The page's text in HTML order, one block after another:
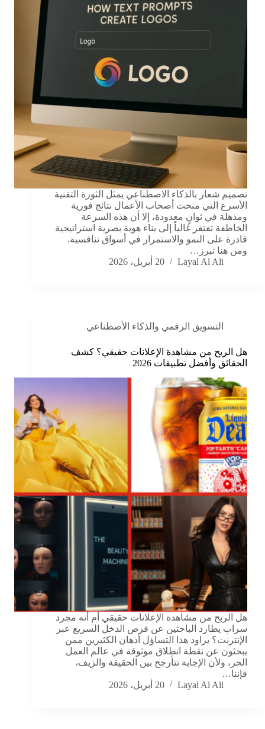
تصميم شعار بالذكاء الاصطناعي يمثل الثورة التقنية
الأسرع التي منحت أصحاب الأعمال نتائج فورية
ومذهلة في ثوانٍ معدودة، إلا أن هذه السرعة
الخاطفة تفتقر غالباً إلى بناء هوية بصرية استراتيجية
قادرة على النمو والاستمرار في أسواق تنافسية.
ومن هنا تبرز…
Layal Al Ali
20 أبريل، 2026
التسويق الرقمي والذكاء الأصطناعي
هل الربح من مشاهدة الإعلانات حقيقي؟ كشف
الحقائق وأفضل تطبيقات 2026
هل الربح من مشاهدة الإعلانات حقيقي أم أنه مجرد
سراب يطارد الباحثين عن فرص الدخل السريع عبر
الإنترنت؟ يراود هذا التساؤل أذهان الكثيرين ممن
يبحثون عن نقطة انطلاق موثوقة في عالم العمل
الحر، ولأن الإجابة تتأرجح بين الحقيقة والزيف،
فإننا…
Layal Al Ali
20 أبريل، 2026